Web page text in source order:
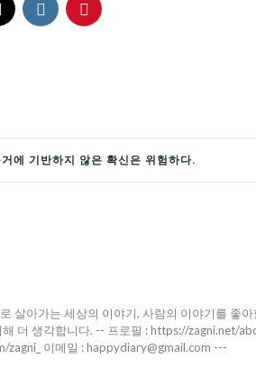
에 기반하지 않은 확신은 위험하다.
살아가는 세상의 이야기, 사람의 이야기를 좋
해 더 생각합니다. -- 프로필 : https://zagni.net/
zagni_ 이메일 : happydiary@gmail.com ---